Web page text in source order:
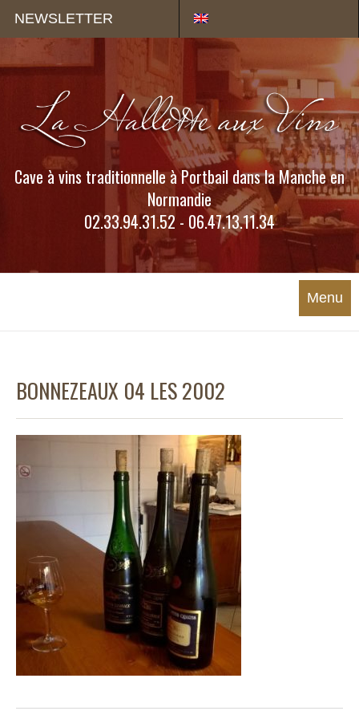
NEWSLETTER
Cave à vins traditionnelle à Portbail dans la Manche en
Normandie
02.33.94.31.52 - 06.47.13.11.34
Menu
BONNEZEAUX 04 LES 2002
Panneau de gestion des cookies